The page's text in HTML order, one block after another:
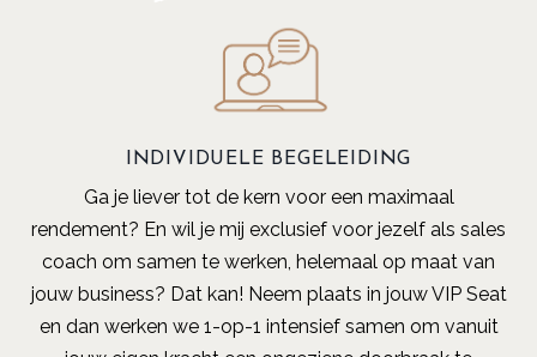
INDIVIDUELE BEGELEIDING
Ga je liever tot de kern voor een maximaal
rendement? En wil je mij exclusief voor jezelf als sales
coach om samen te werken, helemaal op maat van
jouw business? Dat kan! Neem plaats in jouw VIP Seat
en dan werken we 1-op-1 intensief samen om vanuit